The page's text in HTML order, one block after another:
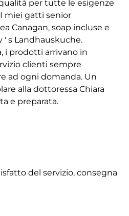
per tutte le esigenze
miei gatti senior
Canagan, soap incluse e
' s Landhauskuche.
i prodotti arrivano in
clienti sempre
ad ogni domanda. Un
alla dottoressa Chiara
e preparata.
del servizio, consegna